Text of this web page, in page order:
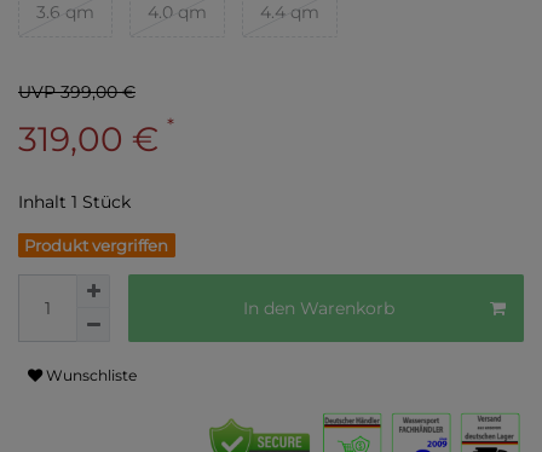
3.6 qm 4.0 qm 4.4 qm
UVP 399,00 €
319,00 € *
Inhalt 1 Stück
Produkt vergriffen
In den Warenkorb
Wunschliste